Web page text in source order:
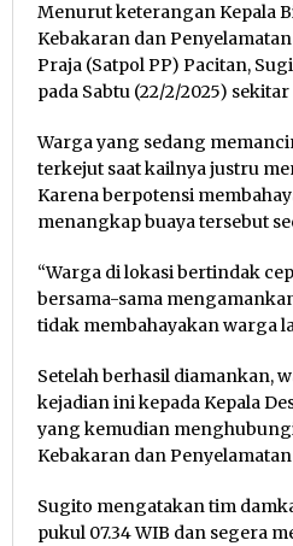
Menurut keterangan Kepala
Kebakaran dan
Praja (Satpol PP) Pacitan,
pada Sabtu (22/2/2025)
Warga yang sedang
terkejut saat kailnya justru
Karena berpotensi
menangkap buaya tersebut
“Warga di lokasi bertindak
bersama-sama
tidak membahayakan warga
Setelah berhasil diamankan,
kejadian ini kepada Kepala
yang kemudian
Kebakaran dan
Sugito mengatakan tim
pukul 07.34 WIB dan segera